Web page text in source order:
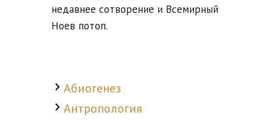
недавнее сотворение и Всемирный
Ноев потоп.
Абиогенез
Антропология